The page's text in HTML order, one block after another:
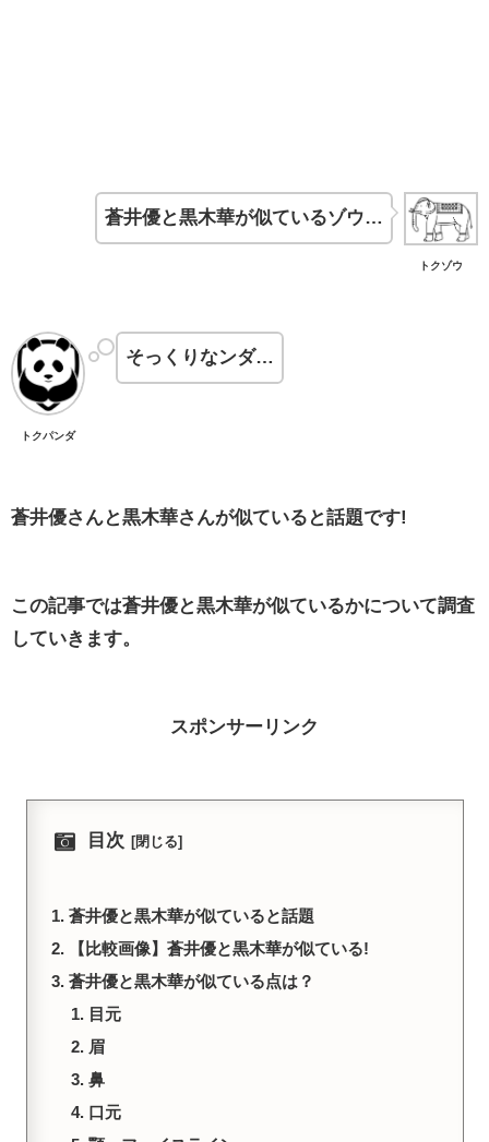
トクゾウ
蒼井優と黒木華が似ているゾウ…
トクパンダ
そっくりなンダ…
蒼井優さんと黒木華さんが似ていると話題です!
この記事では蒼井優と黒木華が似ているかについて調査
していきます。
スポンサーリンク
目次
蒼井優と黒木華が似ていると話題
【比較画像】蒼井優と黒木華が似ている!
蒼井優と黒木華が似ている点は？
目元
眉
鼻
口元